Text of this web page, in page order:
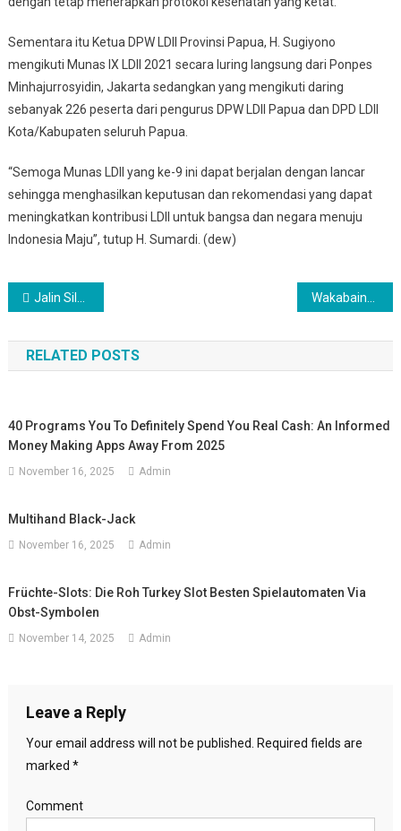
Sementara itu Ketua DPW LDII Provinsi Papua, H. Sugiyono
mengikuti Munas IX LDII 2021 secara luring langsung dari Ponpes
Minhajurrosyidin, Jakarta sedangkan yang mengikuti daring
sebanyak 226 peserta dari pengurus DPW LDII Papua dan DPD LDII
Kota/Kabupaten seluruh Papua.
“Semoga Munas LDII yang ke-9 ini dapat berjalan dengan lancar
sehingga menghasilkan keputusan dan rekomendasi yang dapat
meningkatkan kontribusi LDII untuk bangsa dan negara menuju
Indonesia Maju”, tutup H. Sumardi. (dew)
Post navigation
Jalin Silaturrahim, Pangdam XVII/Cenderawasih Sambut Pengurus LDII Papua di Makodam
RELATED POSTS
40 Programs You To Definitely Spend You Real Cash: An Informed
Money Making Apps Away From 2025
November 16, 2025 Admin
Multihand Black-Jack
November 16, 2025 Admin
Früchte-Slots: Die Roh Turkey Slot Besten Spielautomaten Via
Obst-Symbolen
November 14, 2025 Admin
Leave a Reply
Your email address will not be published.
Required fields are
marked *
Comment